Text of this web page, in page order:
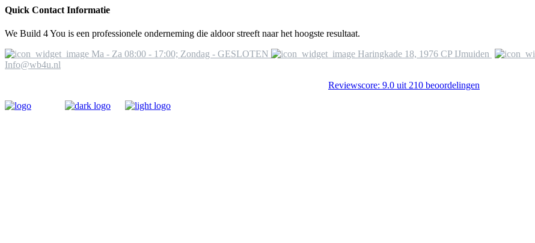
Quick Contact Informatie
We Build 4 You is een professionele onderneming die aldoor streeft naar het hoogste resultaat.
Ma - Za 08:00 - 17:00; Zondag - GESLOTEN
Haringkade 18, 1976 CP IJmuiden
Info@wb4u.nl
Reviewscore: 9.0 uit 210 beoordelingen